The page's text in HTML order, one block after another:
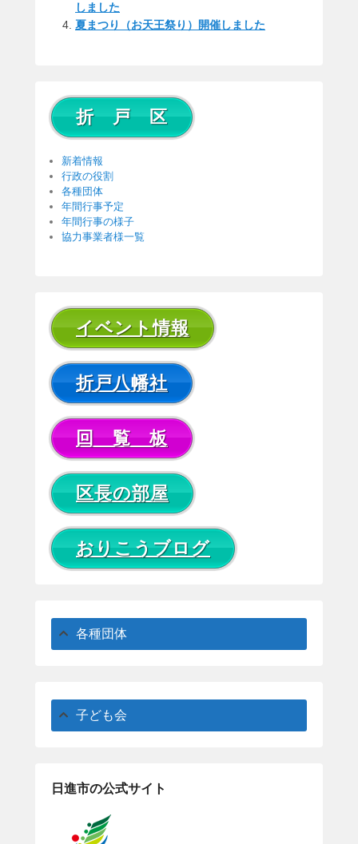
しました
夏まつり（お天王祭り）開催しました
折 戸 区
新着情報
行政の役割
各種団体
年間行事予定
年間行事の様子
協力事業者様一覧
イベント情報
折戸八幡社
回 覧 板
区長の部屋
おりこうブログ
各種団体
子ども会
日進市の公式サイト